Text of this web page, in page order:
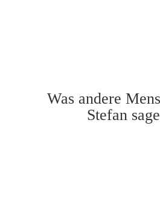
Was andere
Stefan